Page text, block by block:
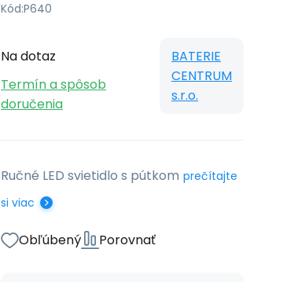
Kód:P640
Na dotaz
Termín a spôsob
doručenia
BATERIE
CENTRUM
s.r.o.
Ručné LED svietidlo s pútkom prečítajte
si viac
Obľúbený Porovnať